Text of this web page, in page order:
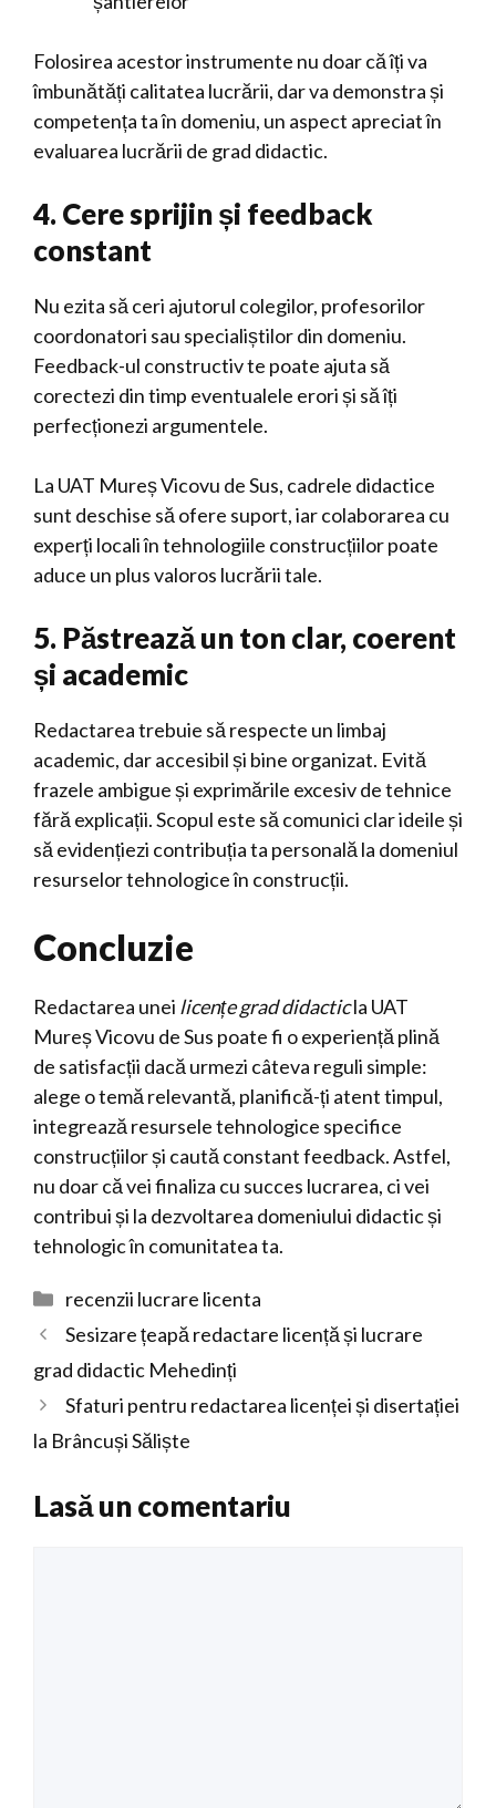
Folosirea acestor instrumente nu doar că îți va
îmbunătăți calitatea lucrării, dar va demonstra și
competența ta în domeniu, un aspect apreciat în
evaluarea lucrării de grad didactic.
4. Cere sprijin și feedback
constant
Nu ezita să ceri ajutorul colegilor, profesorilor
coordonatori sau specialiștilor din domeniu.
Feedback-ul constructiv te poate ajuta să
corectezi din timp eventualele erori și să îți
perfecționezi argumentele.
La UAT Mureș Vicovu de Sus, cadrele didactice
sunt deschise să ofere suport, iar colaborarea cu
experți locali în tehnologiile construcțiilor poate
aduce un plus valoros lucrării tale.
5. Păstrează un ton clar, coerent
și academic
Redactarea trebuie să respecte un limbaj
academic, dar accesibil și bine organizat. Evită
frazele ambigue și exprimările excesiv de tehnice
fără explicații. Scopul este să comunici clar ideile și
să evidențiezi contribuția ta personală la domeniul
resurselor tehnologice în construcții.
Concluzie
Redactarea unei licențe grad didacticla UAT
Mureș Vicovu de Sus poate fi o experiență plină
de satisfacții dacă urmezi câteva reguli simple:
alege o temă relevantă, planifică-ți atent timpul,
integrează resursele tehnologice specifice
construcțiilor și caută constant feedback. Astfel,
nu doar că vei finaliza cu succes lucrarea, ci vei
contribui și la dezvoltarea domeniului didactic și
tehnologic în comunitatea ta.
Categorii
recenzii lucrare licenta
Sesizare țeapă redactare licență și lucrare
grad didactic Mehedinți
Sfaturi pentru redactarea licenței și disertației
la Brâncuși Săliște
Lasă un comentariu